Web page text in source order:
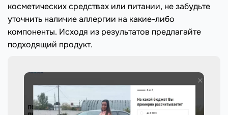
косметических средствах или питании, не забудьте
уточнить наличие аллергии на какие-либо
компоненты. Исходя из результатов предлагайте
подходящий продукт.